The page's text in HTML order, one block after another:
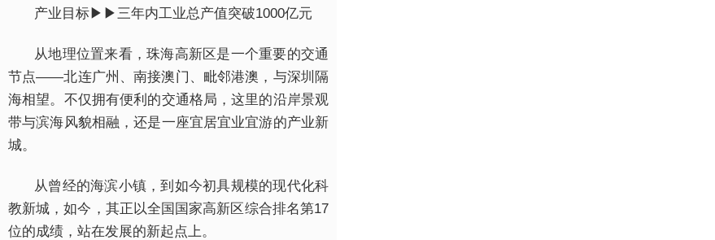
产业目标▶▶三年内工业总产值突破1000亿元
从地理位置来看，珠海高新区是一个重要的交通
节点——北连广州、南接澳门、毗邻港澳，与深圳隔
海相望。不仅拥有便利的交通格局，这里的沿岸景观
带与滨海风貌相融，还是一座宜居宜业宜游的产业新
城。
从曾经的海滨小镇，到如今初具规模的现代化科
教新城，如今，其正以全国国家高新区综合排名第17
位的成绩，站在发展的新起点上。